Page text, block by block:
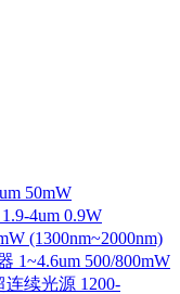
50mW
4um 0.9W
(1300nm~2000nm)
1~4.6um 500/800mW
续光源 1200-